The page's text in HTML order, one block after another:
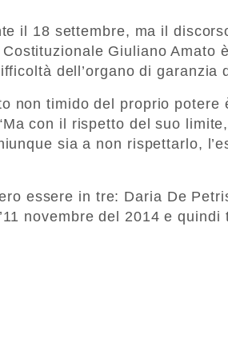
il 18 settembre, ma il
Giuliano Amato
dell’organo di garanzia
non timido del proprio potere
con il rispetto del suo
sia a non rispettarlo,
essere in tre: Daria De
novembre del 2014 e